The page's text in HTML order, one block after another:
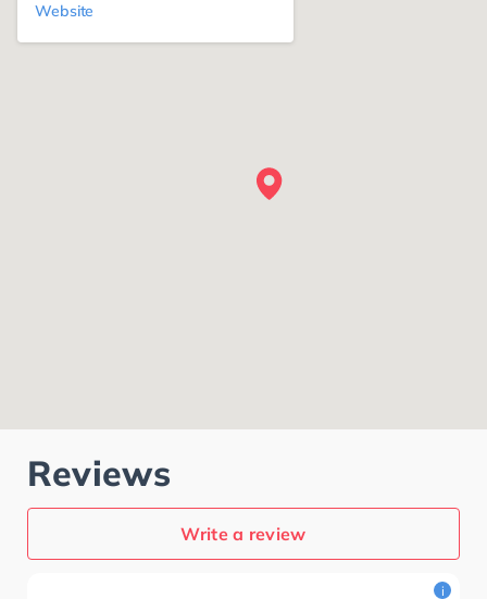
Website
Reviews
Write a review
i